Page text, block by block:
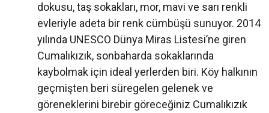
dokusu, taş sokakları, mor, mavi ve sarı renkli
evleriyle adeta bir renk cümbüşü sunuyor. 2014
yılında UNESCO Dünya Miras Listesi’ne giren
Cumalıkızık, sonbaharda sokaklarında
kaybolmak için ideal yerlerden biri. Köy halkının
geçmişten beri süregelen gelenek ve
göreneklerini birebir göreceğiniz Cumalıkızık